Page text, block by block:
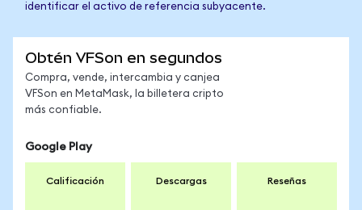
identificar el activo de referencia subyacente.
Obtén VFSon en segundos
Compra, vende, intercambia y canjea
VFSon en MetaMask, la billetera cripto
más confiable.
Google Play
Calificación Descargas Reseñas